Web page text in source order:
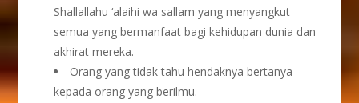
Shallallahu ‘alaihi wa sallam yang menyangkut
semua yang bermanfaat bagi kehidupan dunia dan
akhirat mereka.
Orang yang tidak tahu hendaknya bertanya
kepada orang yang berilmu.